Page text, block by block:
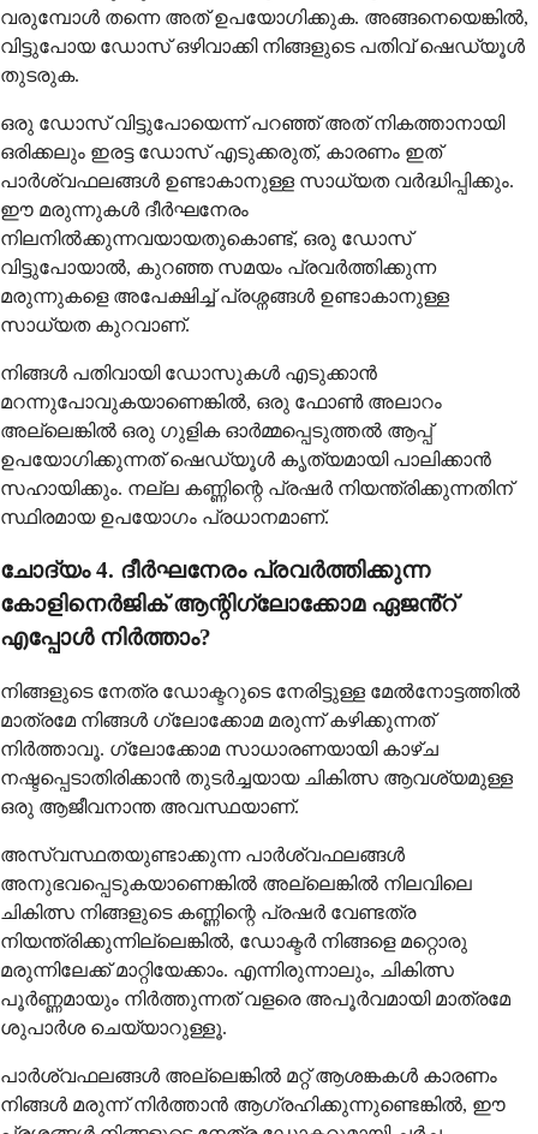
വരുമ്പോൾ തന്നെ അത് ഉപയോഗിക്കുക. അങ്ങനെയെങ്കിൽ,
വിട്ടുപോയ ഡോസ് ഒഴിവാക്കി നിങ്ങളുടെ പതിവ് ഷെഡ്യൂൾ
തുടരുക.
ഒരു ഡോസ് വിട്ടുപോയെന്ന് പറഞ്ഞ് അത് നികത്താനായി
ഒരിക്കലും ഇരട്ട ഡോസ് എടുക്കരുത്, കാരണം ഇത്
പാർശ്വഫലങ്ങൾ ഉണ്ടാകാനുള്ള സാധ്യത വർദ്ധിപ്പിക്കും.
ഈ മരുന്നുകൾ ദീർഘനേരം
നിലനിൽക്കുന്നവയായതുകൊണ്ട്, ഒരു ഡോസ്
വിട്ടുപോയാൽ, കുറഞ്ഞ സമയം പ്രവർത്തിക്കുന്ന
മരുന്നുകളെ അപേക്ഷിച്ച് പ്രശ്നങ്ങൾ ഉണ്ടാകാനുള്ള
സാധ്യത കുറവാണ്.
നിങ്ങൾ പതിവായി ഡോസുകൾ എടുക്കാൻ
മറന്നുപോവുകയാണെങ്കിൽ, ഒരു ഫോൺ അലാറം
അല്ലെങ്കിൽ ഒരു ഗുളിക ഓർമ്മപ്പെടുത്തൽ ആപ്പ്
ഉപയോഗിക്കുന്നത് ഷെഡ്യൂൾ കൃത്യമായി പാലിക്കാൻ
സഹായിക്കും. നല്ല കണ്ണിന്റെ പ്രഷർ നിയന്ത്രിക്കുന്നതിന്
സ്ഥിരമായ ഉപയോഗം പ്രധാനമാണ്.
ചോദ്യം 4. ദീർഘനേരം പ്രവർത്തിക്കുന്ന
കോളിനെർജിക് ആന്റിഗ്ലോക്കോമ ഏജൻ്റ്
എപ്പോൾ നിർത്താം?
നിങ്ങളുടെ നേത്ര ഡോക്ടറുടെ നേരിട്ടുള്ള മേൽനോട്ടത്തിൽ
മാത്രമേ നിങ്ങൾ ഗ്ലോക്കോമ മരുന്ന് കഴിക്കുന്നത്
നിർത്താവൂ. ഗ്ലോക്കോമ സാധാരണയായി കാഴ്ച
നഷ്ടപ്പെടാതിരിക്കാൻ തുടർച്ചയായ ചികിത്സ ആവശ്യമുള്ള
ഒരു ആജീവനാന്ത അവസ്ഥയാണ്.
അസ്വസ്ഥതയുണ്ടാക്കുന്ന പാർശ്വഫലങ്ങൾ
അനുഭവപ്പെടുകയാണെങ്കിൽ അല്ലെങ്കിൽ നിലവിലെ
ചികിത്സ നിങ്ങളുടെ കണ്ണിന്റെ പ്രഷർ വേണ്ടത്ര
നിയന്ത്രിക്കുന്നില്ലെങ്കിൽ, ഡോക്ടർ നിങ്ങളെ മറ്റൊരു
മരുന്നിലേക്ക് മാറ്റിയേക്കാം. എന്നിരുന്നാലും, ചികിത്സ
പൂർണ്ണമായും നിർത്തുന്നത് വളരെ അപൂർവമായി മാത്രമേ
ശുപാർശ ചെയ്യാറുള്ളൂ.
പാർശ്വഫലങ്ങൾ അല്ലെങ്കിൽ മറ്റ് ആശങ്കകൾ കാരണം
നിങ്ങൾ മരുന്ന് നിർത്താൻ ആഗ്രഹിക്കുന്നുണ്ടെങ്കിൽ, ഈ